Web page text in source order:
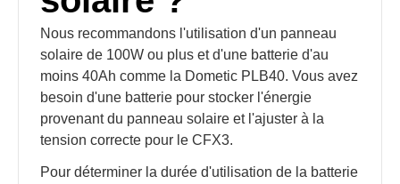
Nous recommandons l'utilisation d'un panneau
solaire de 100W ou plus et d'une batterie d'au
moins 40Ah comme la Dometic PLB40. Vous avez
besoin d'une batterie pour stocker l'énergie
provenant du panneau solaire et l'ajuster à la
tension correcte pour le CFX3.
Pour déterminer la durée d'utilisation de la batterie